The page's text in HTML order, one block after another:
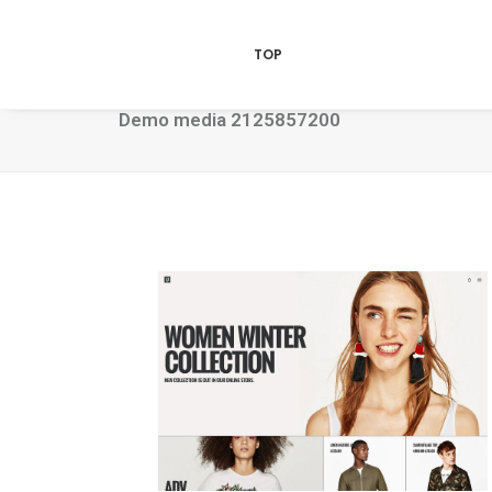
TOP
Demo media 2125857200